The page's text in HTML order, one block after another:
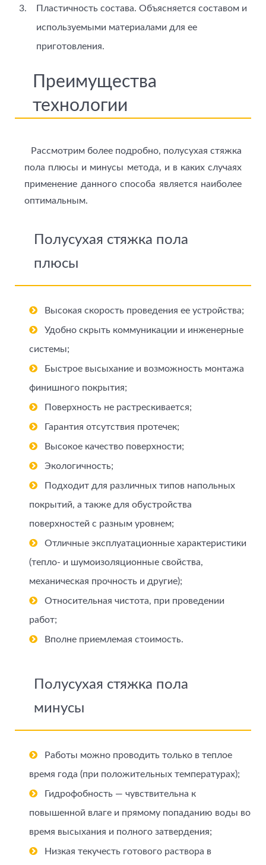
Пластичность состава. Объясняется составом и
используемыми материалами для ее
приготовления.
Преимущества
технологии
Рассмотрим более подробно, полусухая стяжка
пола плюсы и минусы метода, и в каких случаях
применение данного способа является наиболее
оптимальным.
Полусухая стяжка пола
плюсы
Высокая скорость проведения ее устройства;
Удобно скрыть коммуникации и инженерные
системы;
Быстрое высыхание и возможность монтажа
финишного покрытия;
Поверхность не растрескивается;
Гарантия отсутствия протечек;
Высокое качество поверхности;
Экологичность;
Подходит для различных типов напольных
покрытий, а также для обустройства
поверхностей с разным уровнем;
Отличные эксплуатационные характеристики
(тепло- и шумоизоляционные свойства,
механическая прочность и другие);
Относительная чистота, при проведении
работ;
Вполне приемлемая стоимость.
Полусухая стяжка пола
минусы
Работы можно проводить только в теплое
время года (при положительных температурах);
Гидрофобность — чувствительна к
повышенной влаге и прямому попаданию воды во
время высыхания и полного затвердения;
Низкая текучесть готового раствора в